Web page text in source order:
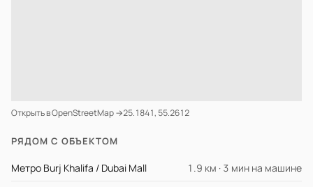
Открыть в OpenStreetMap →25.1841, 55.2612
РЯДОМ С ОБЪЕКТОМ
Метро Burj Khalifa / Dubai Mall 1.9 км · 3 мин на машине